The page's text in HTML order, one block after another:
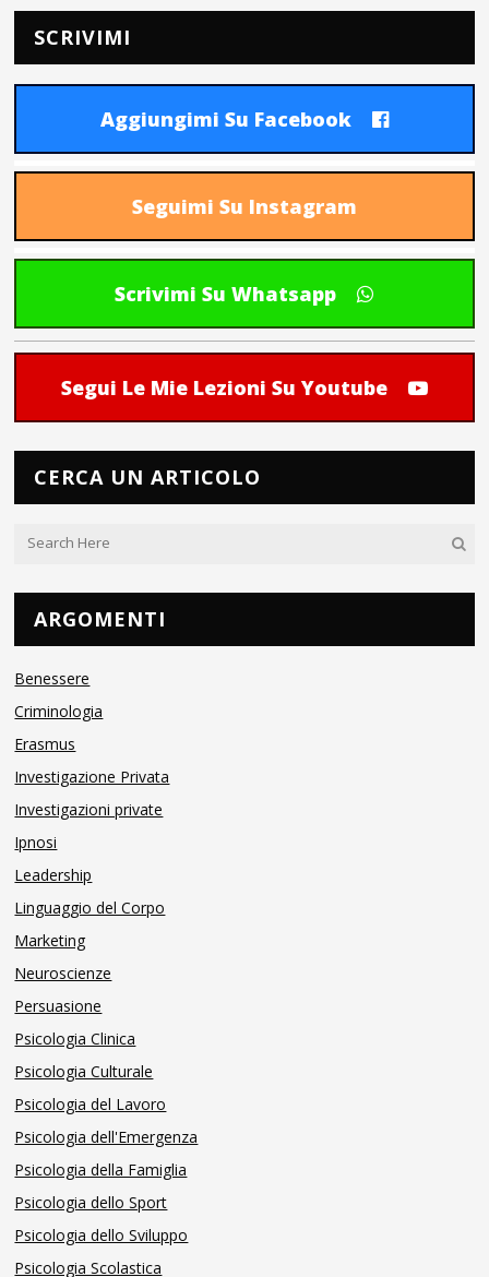
SCRIVIMI
Aggiungimi Su Facebook
Seguimi Su Instagram
Scrivimi Su Whatsapp
Segui Le Mie Lezioni Su Youtube
CERCA UN ARTICOLO
ARGOMENTI
Benessere
Criminologia
Erasmus
Investigazione Privata
Investigazioni private
Ipnosi
Leadership
Linguaggio del Corpo
Marketing
Neuroscienze
Persuasione
Psicologia Clinica
Psicologia Culturale
Psicologia del Lavoro
Psicologia dell'Emergenza
Psicologia della Famiglia
Psicologia dello Sport
Psicologia dello Sviluppo
Psicologia Scolastica